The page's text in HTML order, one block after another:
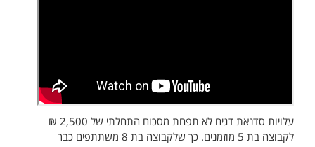
עלויות סדנאת דגים לא תפחת מסכום התחלתי של 2,500 ₪
לקבוצה בת 5 מוזמנים. כך שלקבוצה בת 8 משתתפים כבר